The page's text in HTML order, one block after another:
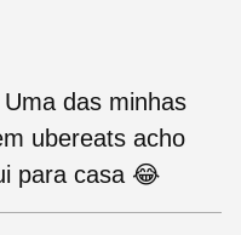
das minhas
ubereats acho
para casa 😂